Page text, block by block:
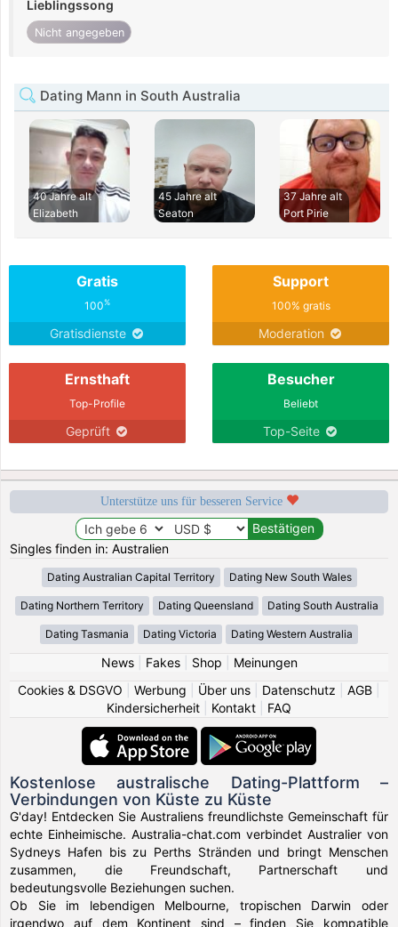
Lieblingssong
Nicht angegeben
Dating Mann in South Australia
40 Jahre alt
Elizabeth
45 Jahre alt
Seaton
37 Jahre alt
Port Pirie
Gratis
100%
Gratisdienste
Support
100% gratis
Moderation
Ernsthaft
Top-Profile
Geprüft
Besucher
Beliebt
Top-Seite
Unterstütze uns für besseren Service
Singles finden in: Australien
Dating Australian Capital Territory Dating New South Wales
Dating Northern Territory Dating Queensland Dating South Australia
Dating Tasmania Dating Victoria Dating Western Australia
News| Fakes| Shop
Meinungen
Cookies & DSGVO
Werbung Über uns Datenschutz AGB
Kindersicherheit
Kontakt FAQ
Kostenlose australische Dating-Plattform –
Verbindungen von Küste zu Küste
G'day! Entdecken Sie Australiens freundlichste Gemeinschaft für
echte Einheimische. Australia-chat.com verbindet Australier von
Sydneys Hafen bis zu Perths Stränden und bringt Menschen
zusammen, die Freundschaft, Partnerschaft und
bedeutungsvolle Beziehungen suchen.
Ob Sie im lebendigen Melbourne, tropischen Darwin oder
irgendwo auf dem Kontinent sind – finden Sie kompatible